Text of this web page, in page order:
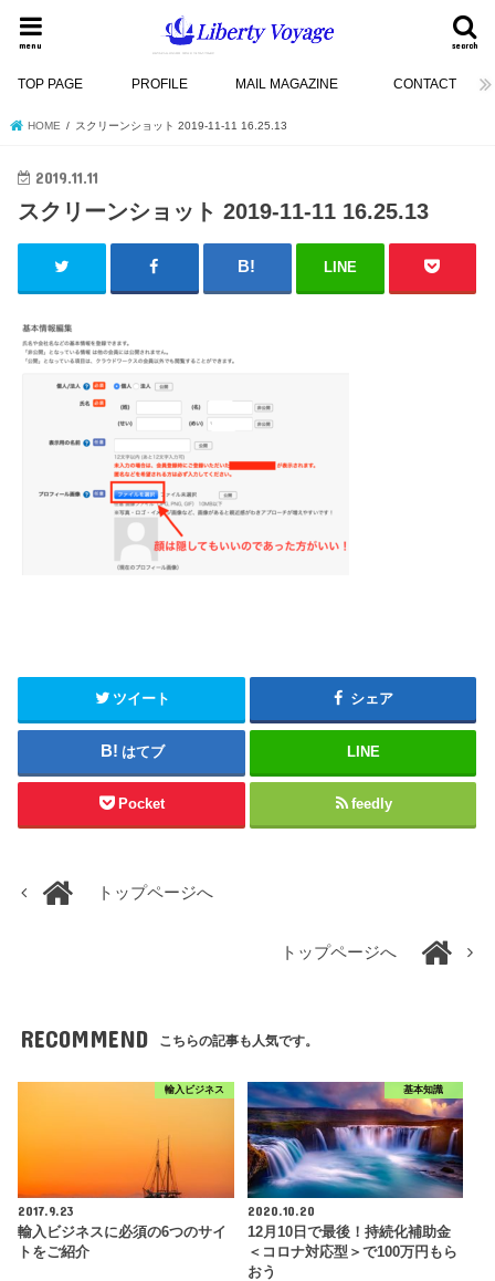
search
menu
TOP PAGE PROFILE MAIL MAGAZINE CONTACT
HOME スクリーンショット 2019-11-11 16.25.13
2019.11.11
スクリーンショット 2019-11-11 16.25.13
LINE
ツイート シェア
はてブ LINE
Pocket feedly
トップページへ
トップページへ
RECOMMEND こちらの記事も人気です。
輸入ビジネス
2017.9.23
輸入ビジネスに必須の6つのサイ
トをご紹介
基本知識
2020.10.20
12月10日で最後！持続化補助金
＜コロナ対応型＞で100万円もら
おう